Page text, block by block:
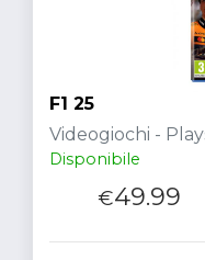
F1 25
Videogiochi -
Disponibile
€49.99